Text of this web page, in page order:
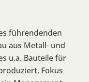
führendenden
aus Metall- und
u.a. Bauteile für
Fokus